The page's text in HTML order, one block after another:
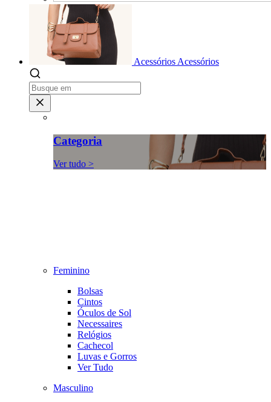
Acessórios Acessórios
Categoria
Ver tudo >
Feminino
Bolsas
Cintos
Óculos de Sol
Necessaires
Relógios
Cachecol
Luvas e Gorros
Ver Tudo
Masculino